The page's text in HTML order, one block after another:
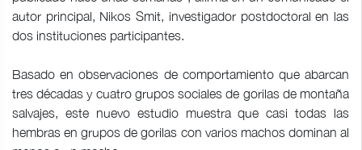
autor principal, Nikos Smit, investigador postdoctoral en las
dos instituciones participantes.
Basado en observaciones de comportamiento que abarcan
tres décadas y cuatro grupos sociales de gorilas de montaña
salvajes, este nuevo estudio muestra que casi todas las
hembras en grupos de gorilas con varios machos dominan al